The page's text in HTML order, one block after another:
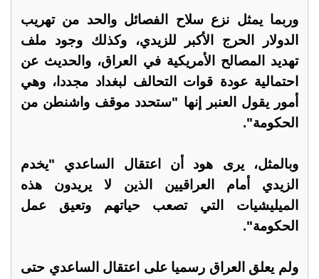
وربما يمثل نزع سلاح الفصائل والحد من تهريب
الدولار الحرج الأكبر للزيدي، وكذلك وجود ملف
تهديد المصالح الأمريكية في العراق، والحديث عن
احتمالية عودة قوات التحالف لبغداد مجددا، وهي
أمور يقول العنبر إنها "ستحدد موقف واشنطن من
الحكومة".
وبالمثل، يرى هود أن اعتقال الساعدي "يخدم
الزيدي أمام العراقيين الذين لا يريدون هذه
الميليشيات التي تصعب حياتهم وتعيق عمل
الحكومة".
ولم يعلق العراق رسميا على اعتقال الساعدي حتى